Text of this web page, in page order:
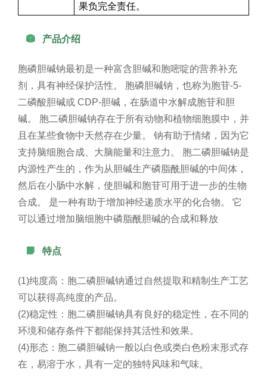
果负完全责任。
 产品介绍
胞磷胆碱钠最初是一种富含胆碱和胞嘧啶的营养补充
剂，具有神经保护活性。 胞磷胆碱钠，也称为胞苷-5-
二磷酸胆碱或 CDP-胆碱，在肠道中水解成胞苷和胆
碱。 胞二磷胆碱钠存在于所有动物和植物细胞膜中，并
且在某些食物中天然存在少量。 钠有助于情绪，因为它
支持脑细胞合成、大脑能量和注意力。 胞二磷胆碱钠是
内源性产生的，作为从胆碱生产磷脂酰胆碱的中间体，
然后在小肠中水解，使胆碱和胞苷可用于进一步的生物
合成。 是一种有助于增加神经递质水平的化合物。 它
可以通过增加脑细胞中磷脂酰胆碱的合成和释放
 特点
(1)纯度高：胞二磷胆碱钠通过自然提取和精制生产工艺
可以获得高纯度的产品。
(2)稳定性：胞二磷胆碱钠具有良好的稳定性，在不同的
环境和储存条件下都能保持其活性和效果。
(4)形态：胞二磷胆碱钠一般以白色或类白色粉末形式存
在，易溶于水，具有一定的独特风味和气味。